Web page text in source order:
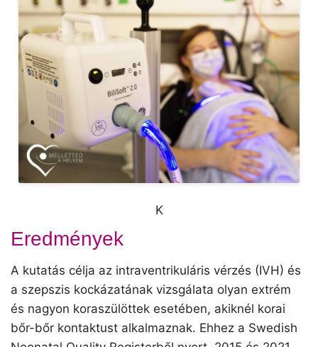
K
Eredmények
A kutatás célja az intraventrikuláris vérzés (IVH) és
a szepszis kockázatának vizsgálata olyan extrém
és nagyon koraszülöttek esetében, akiknél korai
bőr-bőr kontaktust alkalmaznak. Ehhez a Swedish